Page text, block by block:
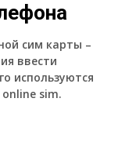
сим карты –
ввести
используются
sim.